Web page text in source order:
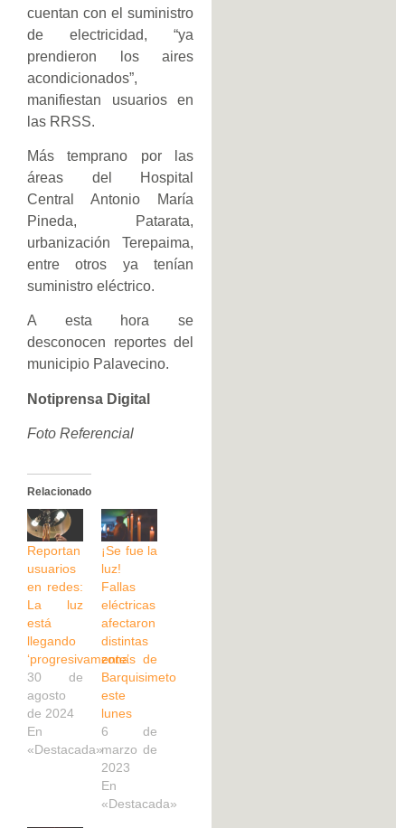
cuentan con el suministro
de electricidad, “ya
prendieron los aires
acondicionados”,
manifiestan usuarios en
las RRSS.
Más temprano por las
áreas del Hospital
Central Antonio María
Pineda, Patarata,
urbanización Terepaima,
entre otros ya tenían
suministro eléctrico.
A esta hora se
desconocen reportes del
municipio Palavecino.
Notiprensa Digital
Foto Referencial
Relacionado
Reportan
usuarios
en redes:
La luz
está
llegando
‘progresivamente’
30 de
agosto
de 2024
En
«Destacada»
¡Se fue la
luz!
Fallas
eléctricas
afectaron
distintas
zonas de
Barquisimeto
este
lunes
6 de
marzo de
2023
En
«Destacada»